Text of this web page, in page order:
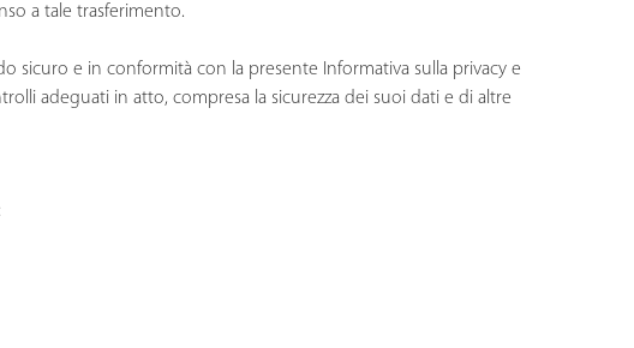
a tale trasferimento.
sicuro e in conformità con la presente Informativa sulla privacy e
adeguati in atto, compresa la sicurezza dei suoi dati e di altre